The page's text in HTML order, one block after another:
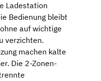
Ladestation
Bedienung bleibt
auf wichtige
verzichten.
machen kalte
Die 2-Zonen-